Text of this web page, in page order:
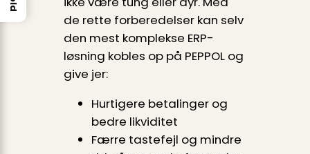
de rette forberedelser kan selv
den mest komplekse ERP-
løsning kobles op på PEPPOL og
give jer:
Hurtigere betalinger og
bedre likviditet
Færre tastefejl og mindre